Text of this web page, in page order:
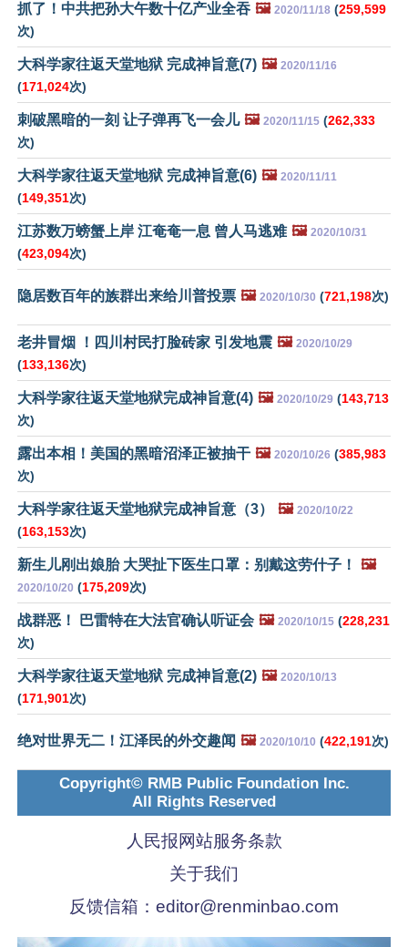
抓了！中共把孙大午数十亿产业全吞 🖼️ 2020/11/18 (259,599
次)
大科学家往返天堂地狱 完成神旨意(7) 🖼️ 2020/11/16
(171,024次)
刺破黑暗的一刻 让子弹再飞一会儿 🖼️ 2020/11/15 (262,333
次)
大科学家往返天堂地狱 完成神旨意(6) 🖼️ 2020/11/11
(149,351次)
江苏数万螃蟹上岸 江奄奄一息 曾人马逃难 🖼️ 2020/10/31
(423,094次)
隐居数百年的族群出来给川普投票 🖼️ 2020/10/30 (721,198次)
老井冒烟 ！四川村民打脸砖家 引发地震 🖼️ 2020/10/29
(133,136次)
大科学家往返天堂地狱完成神旨意(4) 🖼️ 2020/10/29 (143,713
次)
露出本相！美国的黑暗沼泽正被抽干 🖼️ 2020/10/26 (385,983
次)
大科学家往返天堂地狱完成神旨意（3） 🖼️ 2020/10/22
(163,153次)
新生儿刚出娘胎 大哭扯下医生口罩：别戴这劳什子！ 🖼️
2020/10/20 (175,209次)
战群恶！ 巴雷特在大法官确认听证会 🖼️ 2020/10/15 (228,231
次)
大科学家往返天堂地狱 完成神旨意(2) 🖼️ 2020/10/13
(171,901次)
绝对世界无二！江泽民的外交趣闻 🖼️ 2020/10/10 (422,191次)
Copyright© RMB Public Foundation Inc.
All Rights Reserved
人民报网站服务条款
关于我们
反馈信箱： editor@renminbao.com